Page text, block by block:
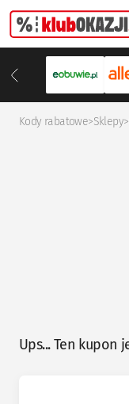
Kody rabatowe>Sklepy>
Ups... Ten kupon